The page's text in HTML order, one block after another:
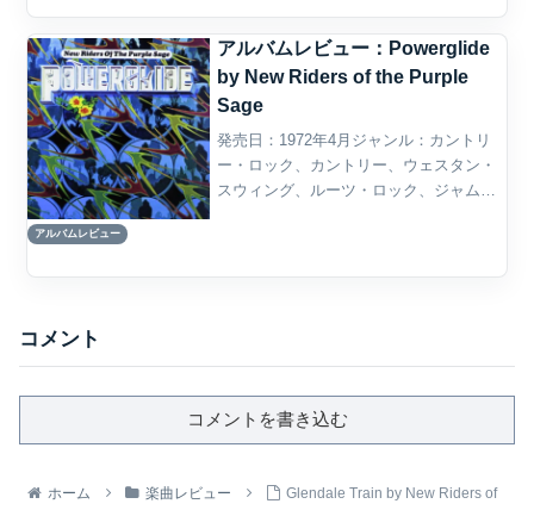
アルバムレビュー
アルバムレビュー：Powerglide
by New Riders of the Purple
Sage
発売日：1972年4月ジャンル：カントリ
ー・ロック、カントリー、ウェスタン・
スウィング、ルーツ・ロック、ジャム・
コメント
コメントを書き込む
ホーム 楽曲レビュー
Glendale Train by New Riders of